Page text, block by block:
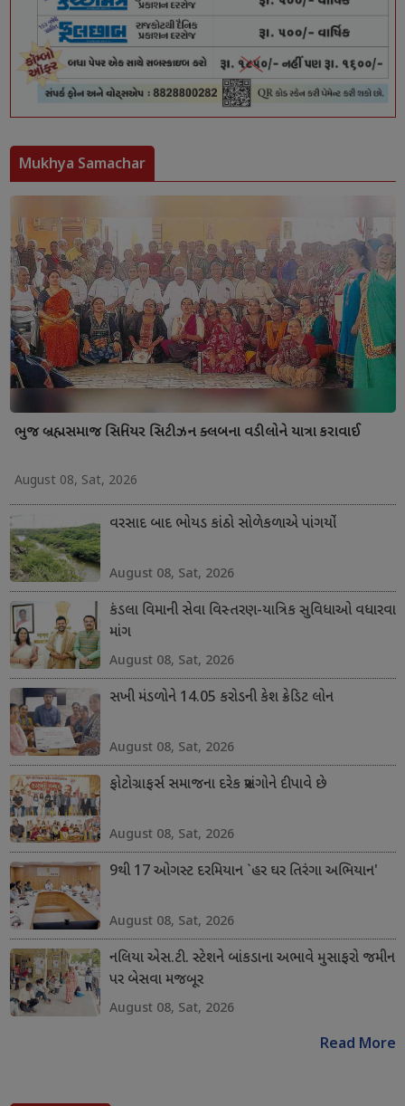
Mukhya Samachar
ભુજ બ્રહ્મસમાજ સિનિયર સિટીઝન ક્લબના વડીલોને યાત્રા કરાવાઈ
August 08, Sat, 2026
વરસાદ બાદ ભોયડ કાંઠો સોળેકળાએ પાંગર્યો
August 08, Sat, 2026
કંડલા વિમાની સેવા વિસ્તરણ-યાત્રિક સુવિધાઓ વધારવા
માંગ
August 08, Sat, 2026
સખી મંડળોને 14.05 કરોડની કેશ ક્રેડિટ લોન
August 08, Sat, 2026
ફોટોગ્રાફર્સ સમાજના દરેક પ્રસંગોને દીપાવે છે
August 08, Sat, 2026
9થી 17 ઓગસ્ટ દરમિયાન `હર ઘર તિરંગા અભિયાન'
August 08, Sat, 2026
નલિયા એસ.ટી. સ્ટેશને બાંકડાના અભાવે મુસાફરો જમીન
પર બેસવા મજબૂર
August 08, Sat, 2026
Read More